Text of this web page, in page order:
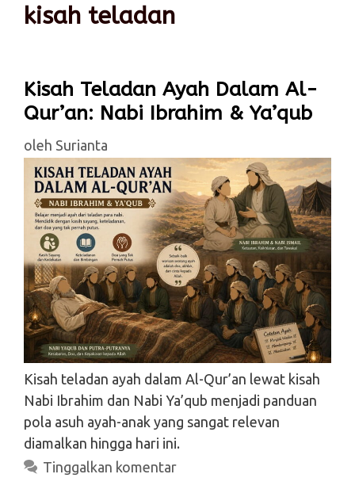
kisah teladan
Kisah Teladan Ayah Dalam Al-
Qur’an: Nabi Ibrahim & Ya’qub
oleh Surianta
Kisah teladan ayah dalam Al-Qur’an lewat kisah
Nabi Ibrahim dan Nabi Ya’qub menjadi panduan
pola asuh ayah-anak yang sangat relevan
diamalkan hingga hari ini.
Tinggalkan komentar